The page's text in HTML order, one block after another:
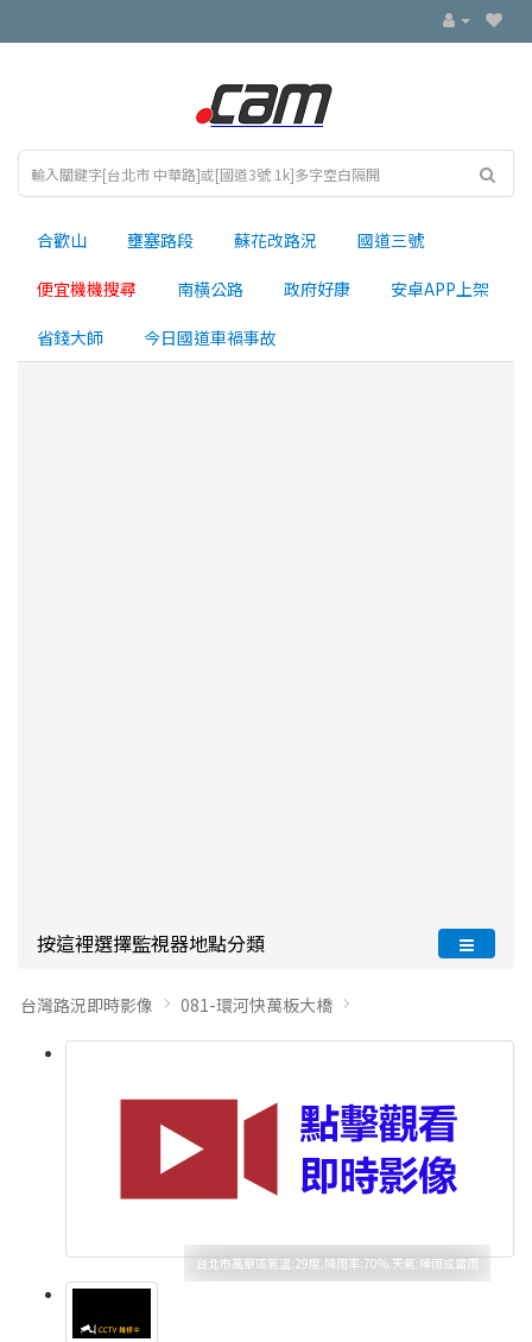
合歡山 壅塞路段 蘇花改路況 國道三號
便宜機機搜尋 南横公路 政府好康 安卓APP上架
省錢大師 今日國道車禍事故
按這裡選擇監視器地點分類
台灣路況即時影像 081-環河快萬板大橋
台北市萬華區氣溫:29度.降雨率:70%.天氣:陣雨或雷雨